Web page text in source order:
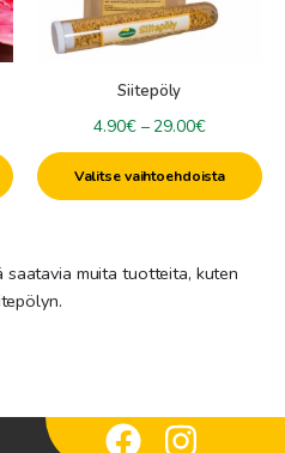
+
Siitepöly
4.90€ – 29.00€
4.90€
-
Valitse vaihtoehdoista
tehdä
valinnat
muita tuotteita, kuten